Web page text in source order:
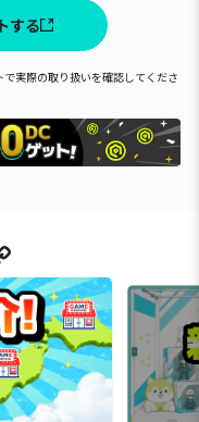
する
実際の取り扱いを確認してくださ